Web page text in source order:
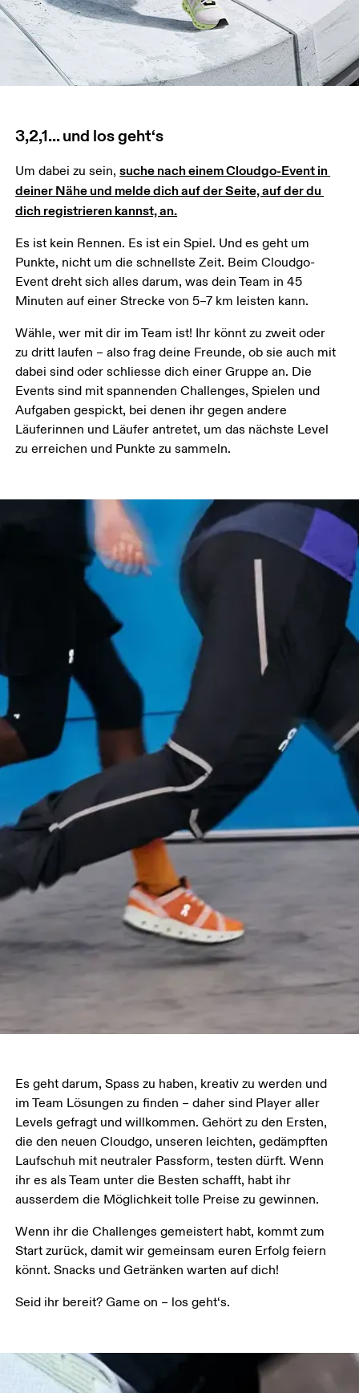
3,2,1... und los geht‘s
Um dabei zu sein, suche nach einem Cloudgo-Event in
deiner Nähe und melde dich auf der Seite, auf der du
dich registrieren kannst, an.
Es ist kein Rennen. Es ist ein Spiel. Und es geht um
Punkte, nicht um die schnellste Zeit. Beim Cloudgo-
Event dreht sich alles darum, was dein Team in 45
Minuten auf einer Strecke von 5–7 km leisten kann.
Wähle, wer mit dir im Team ist! Ihr könnt zu zweit oder
zu dritt laufen – also frag deine Freunde, ob sie auch mit
dabei sind oder schliesse dich einer Gruppe an. Die
Events sind mit spannenden Challenges, Spielen und
Aufgaben gespickt, bei denen ihr gegen andere
Läuferinnen und Läufer antretet, um das nächste Level
zu erreichen und Punkte zu sammeln.
Es geht darum, Spass zu haben, kreativ zu werden und
im Team Lösungen zu finden – daher sind Player aller
Levels gefragt und willkommen. Gehört zu den Ersten,
die den neuen Cloudgo, unseren leichten, gedämpften
Laufschuh mit neutraler Passform, testen dürft. Wenn
ihr es als Team unter die Besten schafft, habt ihr
ausserdem die Möglichkeit tolle Preise zu gewinnen.
Wenn ihr die Challenges gemeistert habt, kommt zum
Start zurück, damit wir gemeinsam euren Erfolg feiern
könnt. Snacks und Getränken warten auf dich!
Seid ihr bereit? Game on – los geht‘s.